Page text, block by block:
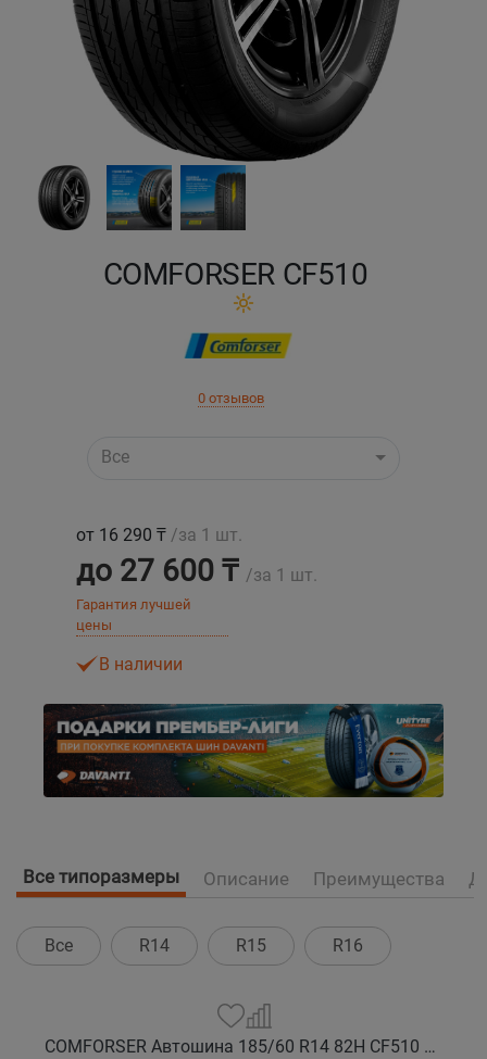
COMFORSER CF510
0 отзывов
Все
от 16 290 ₸ /за 1 шт.
до 27 600 ₸ /за 1 шт.
Гарантия лучшей
цены
В наличии
Все типоразмеры Описание Преимущества
Все R14 R15 R16
COMFORSER Автошина 185/60 R14 82H CF510 лето
Кокшетау
Павлодар
Петропавловск
Уральск
Усть-Каменогорск
Экибастуз
Бишкек